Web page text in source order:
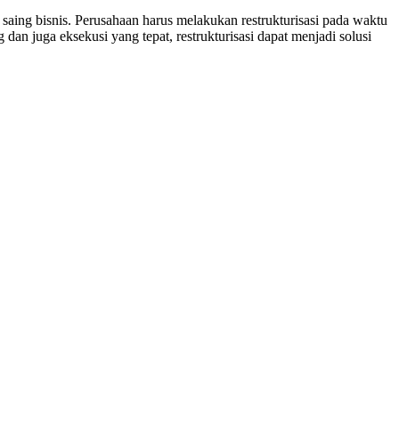
bisnis. Perusahaan harus melakukan restrukturisasi pada waktu
juga eksekusi yang tepat, restrukturisasi dapat menjadi solusi